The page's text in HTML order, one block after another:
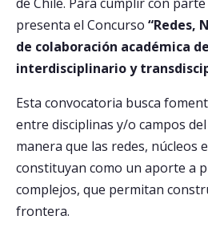
presenta el Concurso “Redes,
de colaboración académica
interdisciplinario y
Esta convocatoria busca
entre disciplinas y/o campos
manera que las redes, núcleos
constituyan como un aporte a
complejos, que permitan
frontera.